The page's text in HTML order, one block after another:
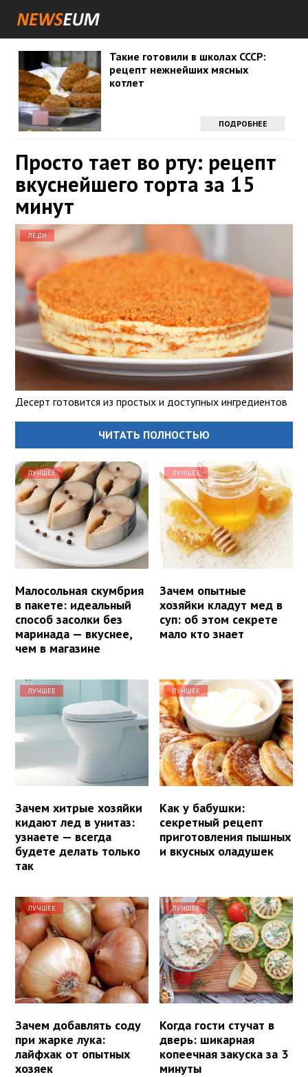
Такие готовили в школах СССР:
рецепт нежнейших мясных
котлет
ПОДРОБНЕЕ
Просто тает во рту: рецепт
вкуснейшего торта за 15
минут
ЛЕДИ
Десерт готовится из простых и доступных ингредиентов
ЧИТАТЬ ПОЛНОСТЬЮ
ЛУЧШЕЕ
Малосольная скумбрия
в пакете: идеальный
способ засолки без
маринада — вкуснее,
чем в магазине
ЛУЧШЕЕ
Зачем опытные
хозяйки кладут мед в
суп: об этом секрете
мало кто знает
ЛУЧШЕЕ
Зачем хитрые хозяйки
кидают лед в унитаз:
узнаете — всегда
будете делать только
так
ЛУЧШЕЕ
Как у бабушки:
секретный рецепт
приготовления пышных
и вкусных оладушек
ЛУЧШЕЕ
Зачем добавлять соду
при жарке лука:
лайфхак от опытных
хозяек
ЛУЧШЕЕ
Когда гости стучат в
дверь: шикарная
копеечная закуска за 3
минуты